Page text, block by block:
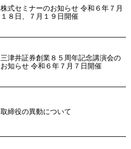
株式セミナーのお知らせ 令和６年７月
１８日、７月１９日開催
三津井証券創業８５周年記念講演会の
お知らせ 令和６年７月７日開催
取締役の異動について